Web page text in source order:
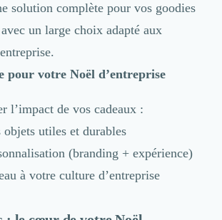
Mobile
solution complète pour vos goodies
un large choix adapté aux
pour votre Noël d’entreprise
l’impact de vos cadeaux :
utiles et durables
(branding + expérience)
à votre culture d’entreprise